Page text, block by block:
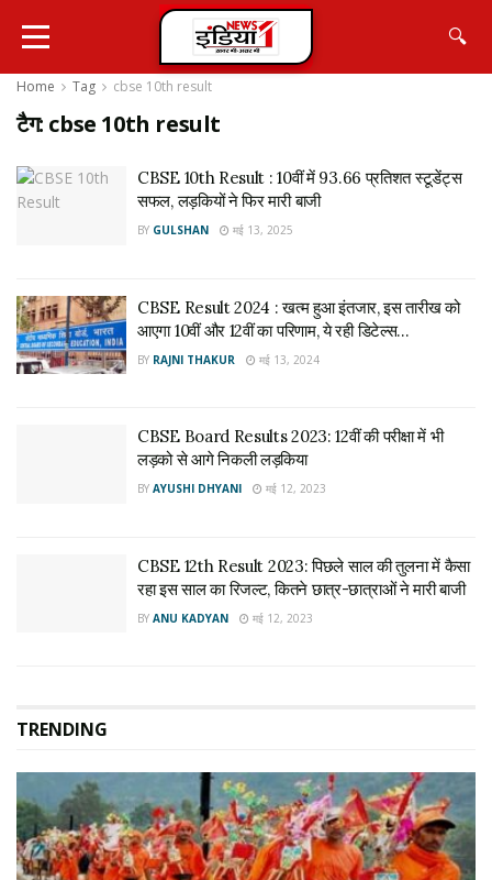
🔍
Home Tag cbse 10th result
टैग: cbse 10th result
CBSE 10th Result : 10वीं में 93.66 प्रतिशत स्टूडेंट्स
सफल, लड़कियों ने फिर मारी बाजी
BY GULSHAN मई 13, 2025
CBSE Result 2024 : खत्म हुआ इंतजार, इस तारीख को
आएगा 10वीं और 12वीं का परिणाम, ये रही डिटेल्स…
BY RAJNI THAKUR मई 13, 2024
CBSE Board Results 2023: 12वीं की परीक्षा में भी
लड़को से आगे निकली लड़किया
BY AYUSHI DHYANI मई 12, 2023
CBSE 12th Result 2023: पिछले साल की तुलना में कैसा
रहा इस साल का रिजल्ट, कितने छात्र-छात्राओं ने मारी बाजी
BY ANU KADYAN मई 12, 2023
TRENDING